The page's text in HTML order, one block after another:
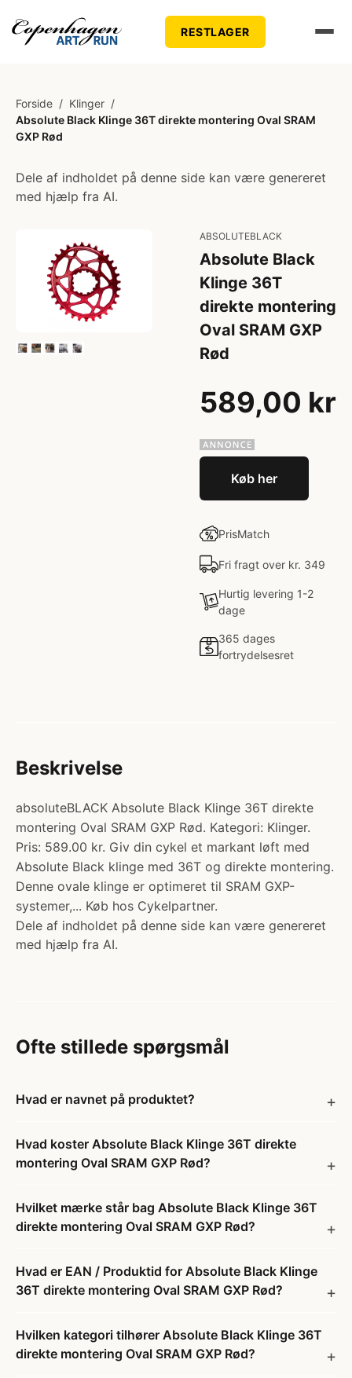
RESTLAGER
Forside / Klinger /
Absolute Black Klinge 36T direkte montering Oval SRAM
GXP Rød
Dele af indholdet på denne side kan være genereret
med hjælp fra AI.
ABSOLUTEBLACK
Absolute Black
Klinge 36T
direkte montering
Oval SRAM GXP
Rød
589,00 kr
Køb her
PrisMatch
Fri fragt over kr. 349
Hurtig levering 1-2
dage
365 dages
fortrydelsesret
Beskrivelse
absoluteBLACK Absolute Black Klinge 36T direkte
montering Oval SRAM GXP Rød. Kategori: Klinger.
Pris: 589.00 kr. Giv din cykel et markant løft med
Absolute Black klinge med 36T og direkte montering.
Denne ovale klinge er optimeret til SRAM GXP-
systemer,... Køb hos Cykelpartner.
Dele af indholdet på denne side kan være genereret
med hjælp fra AI.
Ofte stillede spørgsmål
Hvad er navnet på produktet?
Hvad koster Absolute Black Klinge 36T direkte
montering Oval SRAM GXP Rød?
Hvilket mærke står bag Absolute Black Klinge 36T
direkte montering Oval SRAM GXP Rød?
Hvad er EAN / Produktid for Absolute Black Klinge
36T direkte montering Oval SRAM GXP Rød?
Hvilken kategori tilhører Absolute Black Klinge 36T
direkte montering Oval SRAM GXP Rød?